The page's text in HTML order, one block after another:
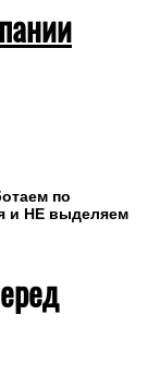
по
и НЕ выделяем